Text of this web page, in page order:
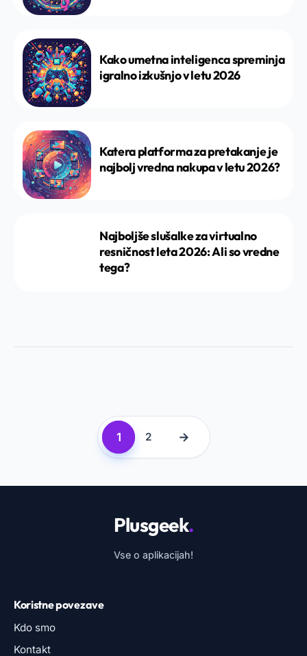
Kako umetna inteligenca spreminja
igralno izkušnjo v letu 2026
Katera platforma za pretakanje je
najbolj vredna nakupa v letu 2026?
Najboljše slušalke za virtualno
resničnost leta 2026: Ali so vredne
tega?
1 2 →
Plusgeek.
Vse o aplikacijah!
Koristne povezave
Kdo smo
Kontakt